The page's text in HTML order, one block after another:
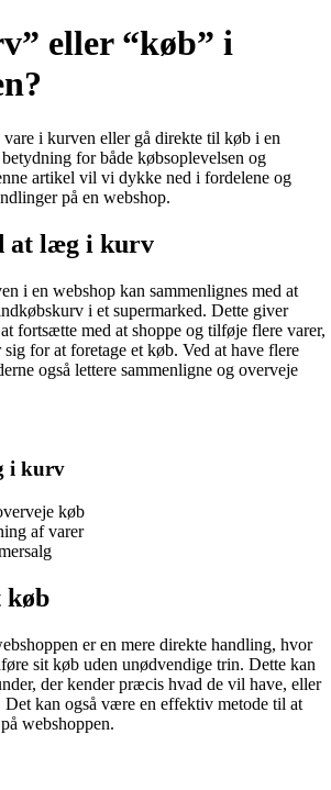
eller “køb” i
i kurven eller gå direkte til køb i en
for både købsoplevelsen og
artikel vil vi dykke ned i fordelene og
på en webshop.
at læg i kurv
i en webshop kan sammenlignes med at
i et supermarked. Dette giver
fortsætte med at shoppe og tilføje flere varer,
for at foretage et køb. Ved at have flere
også lettere sammenligne og overveje
i kurv
køb
af varer
køb
er en mere direkte handling, hvor
sit køb uden unødvendige trin. Dette kan
der kender præcis hvad de vil have, eller
Det kan også være en effektiv metode til at
webshoppen.